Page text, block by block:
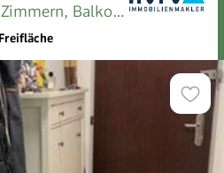
Balkon
Freifläche